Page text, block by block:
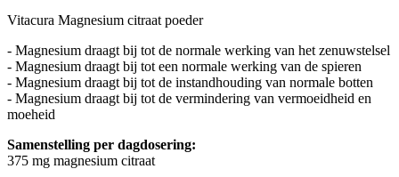
Vitacura Magnesium citraat poeder
- Magnesium draagt bij tot de normale werking van het zenuwstelsel
- Magnesium draagt bij tot een normale werking van de spieren
- Magnesium draagt bij tot de instandhouding van normale botten
- Magnesium draagt bij tot de vermindering van vermoeidheid en
moeheid
Samenstelling per dagdosering:
375 mg magnesium citraat